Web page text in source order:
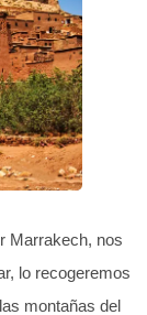
Marrakech, nos
lo recogeremos
montañas del